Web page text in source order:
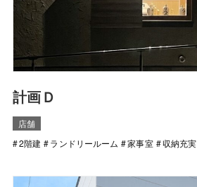
計画Ｄ
店舗
2階建
ランドリールーム 家事室 収納充実